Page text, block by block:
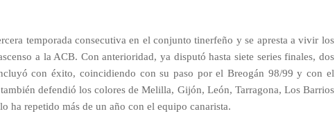
temporada consecutiva en el conjunto tinerfeño y se apresta a vivir los
a la ACB. Con anterioridad, ya disputó hasta siete series finales, dos
con éxito, coincidiendo con su paso por el Breogán 98/99 y con el
defendió los colores de Melilla, Gijón, León, Tarragona, Los Barrios
ha repetido más de un año con el equipo canarista.